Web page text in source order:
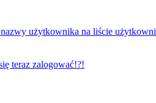
użytkownika na liście
teraz zalogować!?!